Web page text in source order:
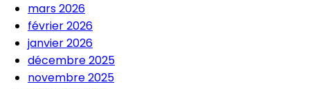
mars 2026
février 2026
janvier 2026
décembre 2025
novembre 2025